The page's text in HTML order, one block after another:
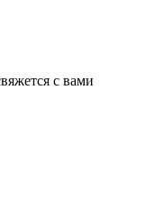
с вами